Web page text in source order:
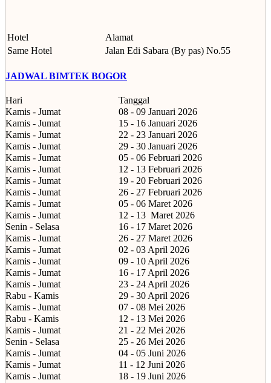
Hotel
Alamat
Same Hotel
Jalan Edi Sabara (By pas) No.55
JADWAL BIMTEK BOGOR
Hari
Tanggal
Kamis - Jumat
08 - 09 Januari 2026
Kamis - Jumat
15 - 16 Januari 2026
Kamis - Jumat
22 - 23 Januari 2026
Kamis - Jumat
29 - 30 Januari 2026
Kamis - Jumat
05 - 06 Februari 2026
Kamis - Jumat
12 - 13 Februari 2026
Kamis - Jumat
19 - 20 Februari 2026
Kamis - Jumat
26 - 27 Februari 2026
Kamis - Jumat
05 - 06 Maret 2026
Kamis - Jumat
12 - 13 Maret 2026
Senin - Selasa
16 - 17 Maret 2026
Kamis - Jumat
26 - 27 Maret 2026
Kamis - Jumat
02 - 03 April 2026
Kamis - Jumat
09 - 10 April 2026
Kamis - Jumat
16 - 17 April 2026
Kamis - Jumat
23 - 24 April 2026
Rabu - Kamis
29 - 30 April 2026
Kamis - Jumat
07 - 08 Mei 2026
Rabu - Kamis
12 - 13 Mei 2026
Kamis - Jumat
21 - 22 Mei 2026
Senin - Selasa
25 - 26 Mei 2026
Kamis - Jumat
04 - 05 Juni 2026
Kamis - Jumat
11 - 12 Juni 2026
Kamis - Jumat
18 - 19 Juni 2026